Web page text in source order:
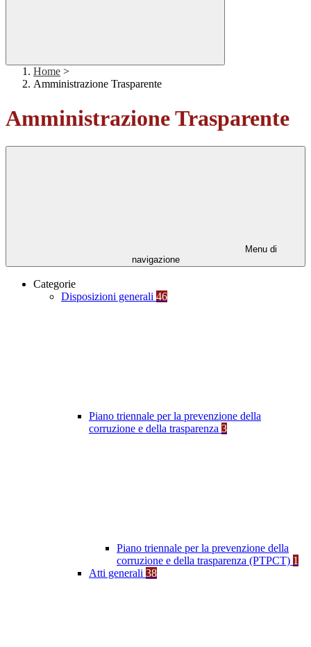
Home >
Amministrazione Trasparente
Amministrazione Trasparente
Menu di
navigazione
Categorie
Disposizioni generali 46
Piano triennale per la prevenzione della
corruzione e della trasparenza 3
Piano triennale per la prevenzione della
corruzione e della trasparenza (PTPCT) 1
Atti generali 38